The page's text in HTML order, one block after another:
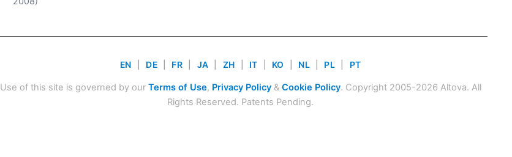
EN DE FR JA ZH IT KO NL PL PT
Use of this site is governed by our Terms of Use, Privacy Policy& Cookie Policy. Copyright 2005-2026 Altova. All
Rights Reserved. Patents Pending.